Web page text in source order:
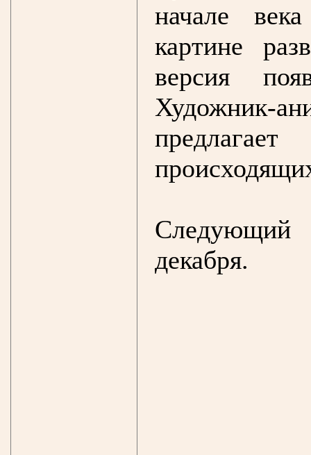
начале
картине
версия
Следующий
декабря.